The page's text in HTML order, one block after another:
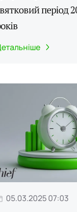
період
05.03.2025 07:03